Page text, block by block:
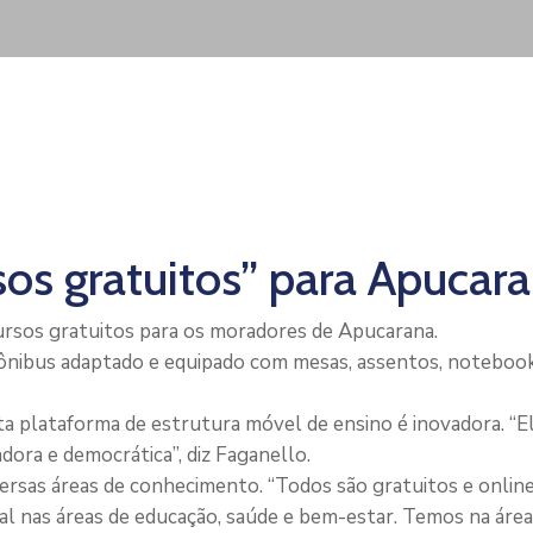
gratuitos” para
gratuitos para os moradores de Apucarana.
adaptado e equipado com mesas, assentos,
plataforma de estrutura móvel de ensino é inovadora.
e democrática”, diz Faganello.
áreas de conhecimento. “Todos são gratuitos e
áreas de educação, saúde e bem-estar. Temos na